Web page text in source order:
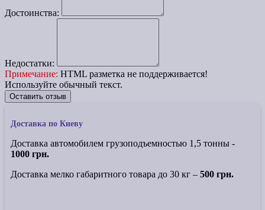
Достоинства:
Недостатки:
Примечание: HTML разметка не поддерживается!
Используйте обычный текст.
Оставить отзыв
Доставка по Киеву
Доставка автомобилем грузоподъемностью 1,5 тонны -
1000 грн.
Доставка мелко габаритного товара до 30 кг – 500 грн.